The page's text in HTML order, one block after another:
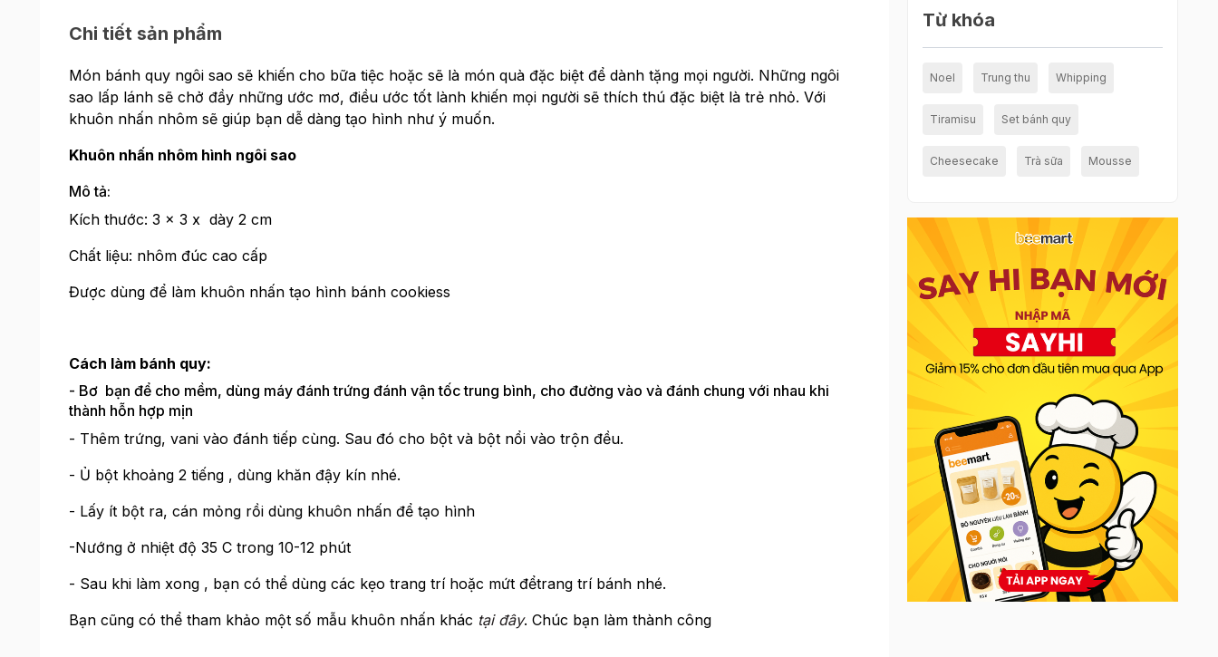
Chi tiết sản phẩm
Món bánh quy ngôi sao sẽ khiến cho bữa tiệc hoặc sẽ là món quà đặc biệt để dành tặng mọi người. Những ngôi
sao lấp lánh sẽ chở đầy những ước mơ, điều ước tốt lành khiến mọi người sẽ thích thú đặc biệt là trẻ nhỏ. Với
khuôn nhấn nhôm sẽ giúp bạn dễ dàng tạo hình như ý muốn.
Khuôn nhấn nhôm hình ngôi sao
Mô tả:
Kích thước: 3 x 3 x dày 2 cm
Chất liệu: nhôm đúc cao cấp
Được dùng để làm khuôn nhấn tạo hình bánh cookiess
Cách làm bánh quy:
- Bơ bạn để cho mềm, dùng máy đánh trứng đánh vận tốc trung bình, cho đường vào và đánh chung với nhau khi
thành hỗn hợp mịn
- Thêm trứng, vani vào đánh tiếp cùng. Sau đó cho bột và bột nổi vào trộn đều.
- Ủ bột khoảng 2 tiếng , dùng khăn đậy kín nhé.
- Lấy ít bột ra, cán mỏng rồi dùng khuôn nhấn để tạo hình
-Nướng ở nhiệt độ 35 C trong 10-12 phút
- Sau khi làm xong , bạn có thể dùng các kẹo trang trí hoặc mứt đểtrang trí bánh nhé.
Bạn cũng có thể tham khảo một số mẫu khuôn nhấn khác tại đây. Chúc bạn làm thành công
Từ khóa
Noel Trung thu Whipping
Tiramisu Set bánh quy
Cheesecake Trà sữa Mousse